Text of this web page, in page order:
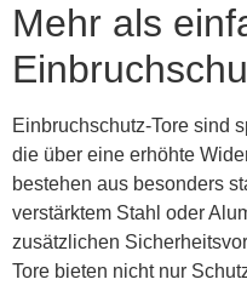
Mehr als
Einbruchschutz-Tore sind
die über eine erhöhte
bestehen aus besonders
verstärktem Stahl oder
zusätzlichen
Tore bieten nicht nur